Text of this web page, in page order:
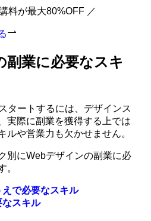
料が最大80%OFF ／
副業に必要なスキ
タートするには、デザインス
実際に副業を獲得する上では
ルや営業力も欠かせません。
別にWebデザインの副業に必
。
で必要なスキル
なスキル